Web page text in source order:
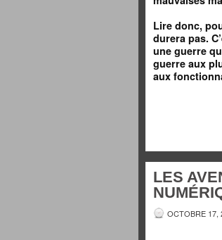
Lire donc,
durera pas.
une guerre
guerre aux
aux
LES
OCTOBRE 17,